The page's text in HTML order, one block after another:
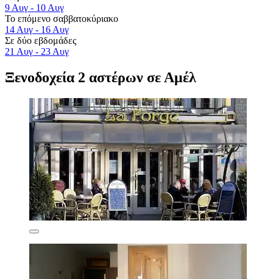
9 Αυγ - 10 Αυγ
Το επόμενο σαββατοκύριακο
14 Αυγ - 16 Αυγ
Σε δύο εβδομάδες
21 Αυγ - 23 Αυγ
Ξενοδοχεία 2 αστέρων σε Αμέλ